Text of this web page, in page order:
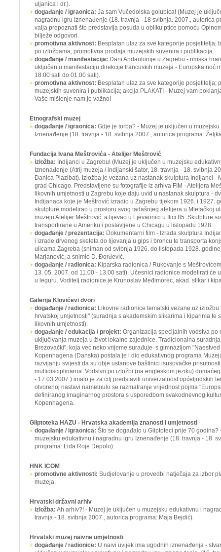
uljanica i dr.).
događanje / igraonica: Ja sam Vučedolska golubica! (Muzej je
nagradnu igru Iznenađenje (18. travnja - 18 svibnja. 2007., autorica
valja prepoznati što predstavlja posuda u obliku ptice pomoću
bilježe odgovori.
promotivna aktivnost: Besplatan ulaz za sve kategorije posjetitelja;
po izložbama; promotivna prodaja muzejskih suvenira i publikacija.
događanje / manifestacija: Dani Andautonije u Zagrebu - rimska
uključen u manifestaciju direkcije francuskih muzeja - Europska noć
18.00 sati do 01.00 sati).
promotivna aktivnost: Besplatan ulaz za sve kategorije posjetitelja;
muzejskih suvenira i publikacija; akcija PLAKATI - Muzej vam
Vaše mišlenje nam je važno!
Etnografski muzej
događanje / igraonica: Gdje je torba? - Muzej je uključen u
Iznenađenje (18. travnja - 18. svibnja 2007., autorica programa:
Fundacija Ivana Meštrovića - Atelijer Meštrović
izložba: Indijanci u Zagrebu! (Muzej je uključen u muzejsku
Iznenađenje (Atrij muzeja / indijanski šator, 18. travnja - 18. svibnja
Danica Plazibat). Izložba je vezana uz nastanak skulptura Indijanci -
grad Chicago. Predstavljene su fotografije iz arhiva FIM - Atelijera
likovnih umjetnosti u Zagrebu koje daju uvid u nastanak skulptura -
Indijanaca koje je Meštrović izradio u Zagrebu tijekom 1926. i 1927.
skulpture modelirao u prostoru svog tadašnjeg atelijera u Mletačkoj
muzeju Atelijer Meštrović, a lijevao u Ljevaonici u Ilici 85. Skulpture
transportirane u Ameriku i postavljene u Chicagu u listopadu 1928.
događanje / prezentacija: Dokumentarni film - Izrada skulptura
i izrade drvenog skeleta do lijevanja u gips i broncu te transporta
ulicama Zagreba (sniman od svibnja 1926. do listopada 1928.
Marjanović, a snimio D. Đorđević.
događanje / radionica: Kiparska radionica / Rukovanje s
13. 05. 2007. od 11.00 - 13.00 sati). Učesnici radionice modelirati će
u leguru. Voditelj radionice je Krunoslav Međimorec, akad. slikar i
Galerija Klovićevi dvori
događanje / radionica: Likovne radionice tematski vezane uz
hrvatskoj umjetnosti" (suradnja s akademskim slikarima i kiparima te
likovnih umjetnosti).
događanje / edukacija / projekt: Organizacija specijalnih vodstva po
uključivanja muzeja u život lokalne zajednice. Tradicionalna
Brezovački", koja već neko vrijeme surađuje s gimnazijom
Kopenhagena (Danska) postala je i dio edukativnog programa
razvijanju svijesti da su obje ustanove baštinici isusovačke
multidisciplinarna. Vodstvo po izložbi (na engleskom jeziku)
- 17.03.2007.) imalo je za cilj predstaviti univerzalnost općeljudskih
otvorenoj nastavi nametnulo se razmatranje vrijednost pojma
definiranog imaginarnog prostora s usporedbom svakodnevnog
Kopenhagena.
Gliptoteka HAZU - Hrvatska akademija znanosti i umjetnosti
događanje / igraonica: Što se događalo u Gliptoteci prije 70 godina?
muzejsku edukativnu i nagradnu igru Iznenađenje (18. travnja - 18.
programa: Lida Roje Depolo).
HNK ICOM
promotivne aktivnosti: Sudjelovanje u provedbi natječaja za izbor
muzeja.
Hrvatski državni arhiv
izložba: Ah arhiv?! - Muzej je uključen u muzejsku edukativnu i
travnja - 18. svibnja 2007., autorica programa: Maja Bejdić).
Hrvatski muzej naivne umjetnosti
događanje / radionice: U naivi uvijek ima ugodnih iznenađenja -